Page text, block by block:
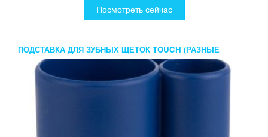
Посмотреть сейчас
ПОДСТАВКА ДЛЯ ЗУБНЫХ ЩЕТОК TOUCH (РАЗНЫЕ
ЦВЕТА)